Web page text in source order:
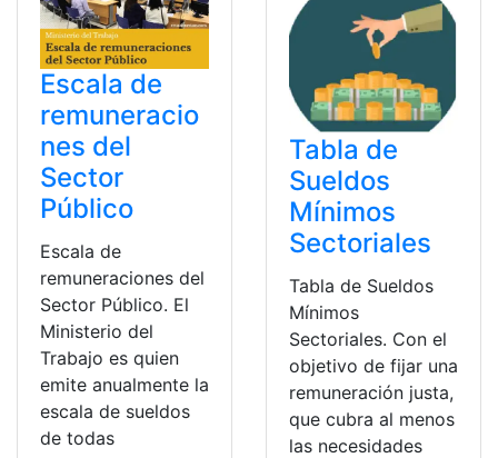
Escala de
remuneracio
nes del
Sector
Público
Escala de
remuneraciones del
Sector Público. El
Ministerio del
Trabajo es quien
emite anualmente la
escala de sueldos
de todas
Tabla de
Sueldos
Mínimos
Sectoriales
Tabla de Sueldos
Mínimos
Sectoriales. Con el
objetivo de fijar una
remuneración justa,
que cubra al menos
las necesidades